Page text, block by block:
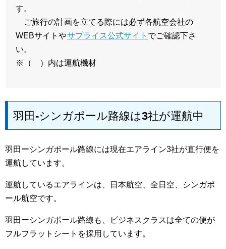
す。
ご旅行の計画を立てる際には必ず各航空会社の
WEBサイトやサプライス公式サイト でご確認下さ
い。
※（ ）内は運航機材
羽田-シンガポール路線は3社が運航中
羽田ーシンガポール路線には現在エアライン3社が直行便を
運航しています。
運航しているエアラインは、日本航空、全日空、シンガポ
ール航空です。
羽田ーシンガポール路線も、ビジネスクラスは全ての便が
フルフラットシートを採用しています。